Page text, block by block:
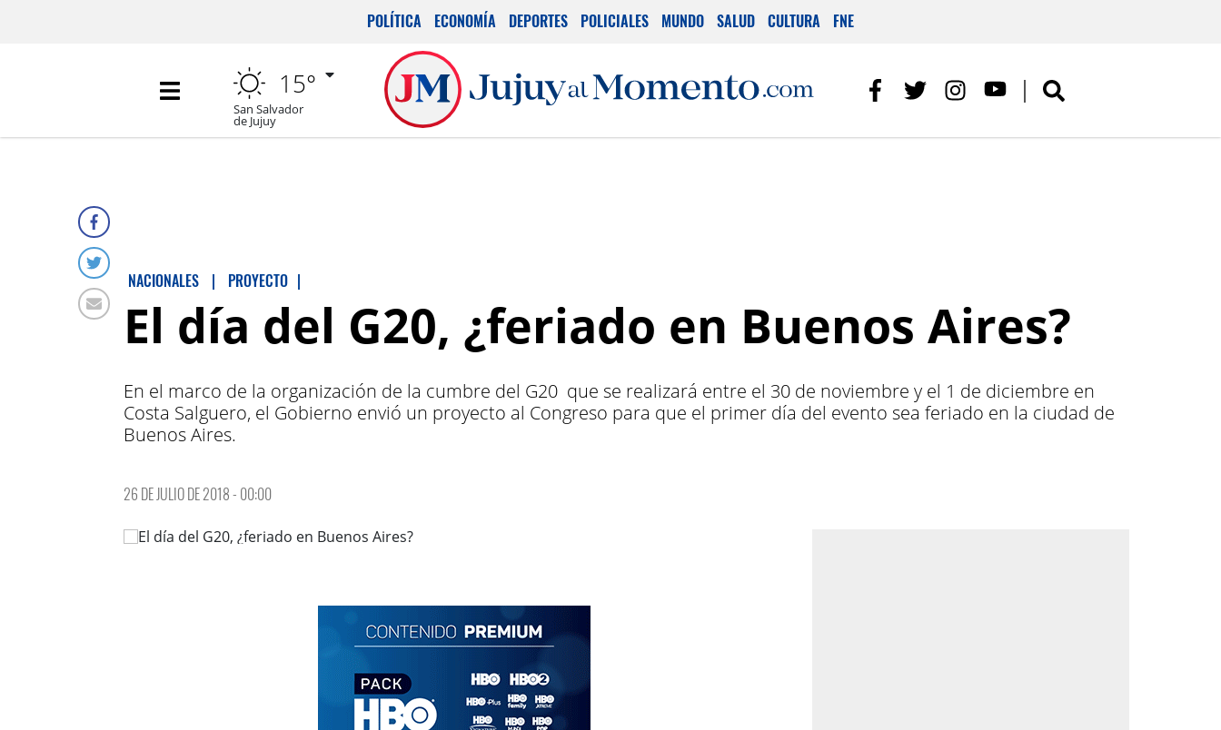
POLÍTICA ECONOMÍA DEPORTES POLICIALES MUNDO SALUD CULTURA FNE
15°
San Salvador
de Jujuy
NACIONALES | PROYECTO |
El día del G20, ¿feriado en Buenos Aires?
En el marco de la organización de la cumbre del G20 que se realizará entre el 30 de noviembre y el 1 de diciembre en
Costa Salguero, el Gobierno envió un proyecto al Congreso para que el primer día del evento sea feriado en la ciudad de
Buenos Aires.
26 DE JULIO DE 2018 - 00:00